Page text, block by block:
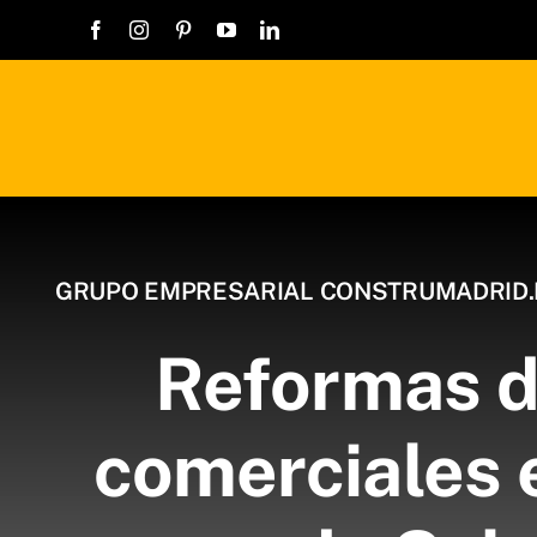
al
GRUPO EMPRESARIAL
Reformas
comerciales